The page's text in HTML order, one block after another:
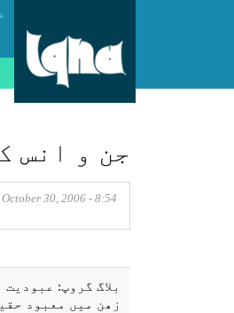
جن و انس كی
8:54 - October 30, 2006
بلاگ گروپ:
زھن میں معبود